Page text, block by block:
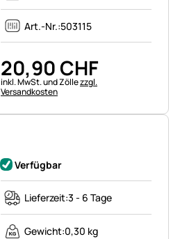
Art.-Nr.:503115
20,90CHF
Steuerhinweis:
inkl. MwSt. und Zöllezzgl.
Versandkosten
Verfügbar
Lieferzeit:3 - 6 Tage
Gewicht:0,30 kg